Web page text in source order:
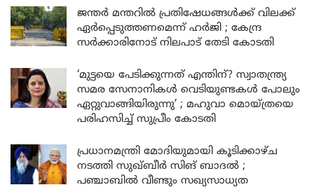
ജന്തർ മന്തറിൽ പ്രതിഷേധങ്ങൾക്ക് വിലക്ക്
ഏർപ്പെടുത്തണമെന്ന് ഹർജി ; കേന്ദ്ര
സർക്കാരിനോട് നിലപാട് തേടി കോടതി
‘മുട്ടയെ പേടിക്കുന്നത് എന്തിന്? സ്വാതന്ത്ര്യ
സമര സേനാനികൾ വെടിയുണ്ടകൾ പോലും
ഏറ്റുവാങ്ങിയിരുന്നു’ ; മഹുവാ മൊയ്ത്രയെ
പരിഹസിച്ച് സുപ്രീം കോടതി
പ്രധാനമന്ത്രി മോദിയുമായി കൂടിക്കാഴ്ച
നടത്തി സുഖ്ബീർ സിങ് ബാദൽ ;
പഞ്ചാബിൽ വീണ്ടും സഖ്യസാധ്യത